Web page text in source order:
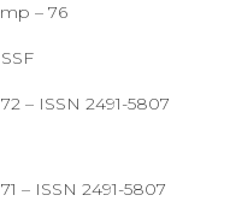
– 76
– ISSN 2491-5807
– ISSN 2491-5807